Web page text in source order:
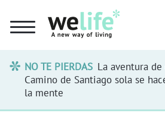
NO TE PIERDAS La aventura
Camino de Santiago sola se
la mente